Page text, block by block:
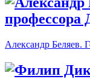
Александр Беляев.